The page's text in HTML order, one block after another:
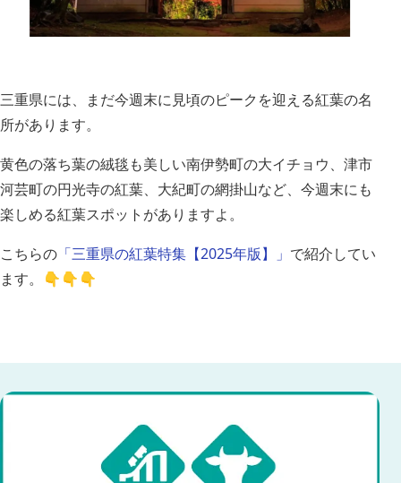
三重県には、まだ今週末に見頃のピークを迎える紅葉の名
所があります。
黄色の落ち葉の絨毯も美しい南伊勢町の大イチョウ、津市
河芸町の円光寺の紅葉、大紀町の網掛山など、今週末にも
楽しめる紅葉スポットがありますよ。
こちらの 「三重県の紅葉特集【2025年版】」 で紹介してい
ます。👇👇👇